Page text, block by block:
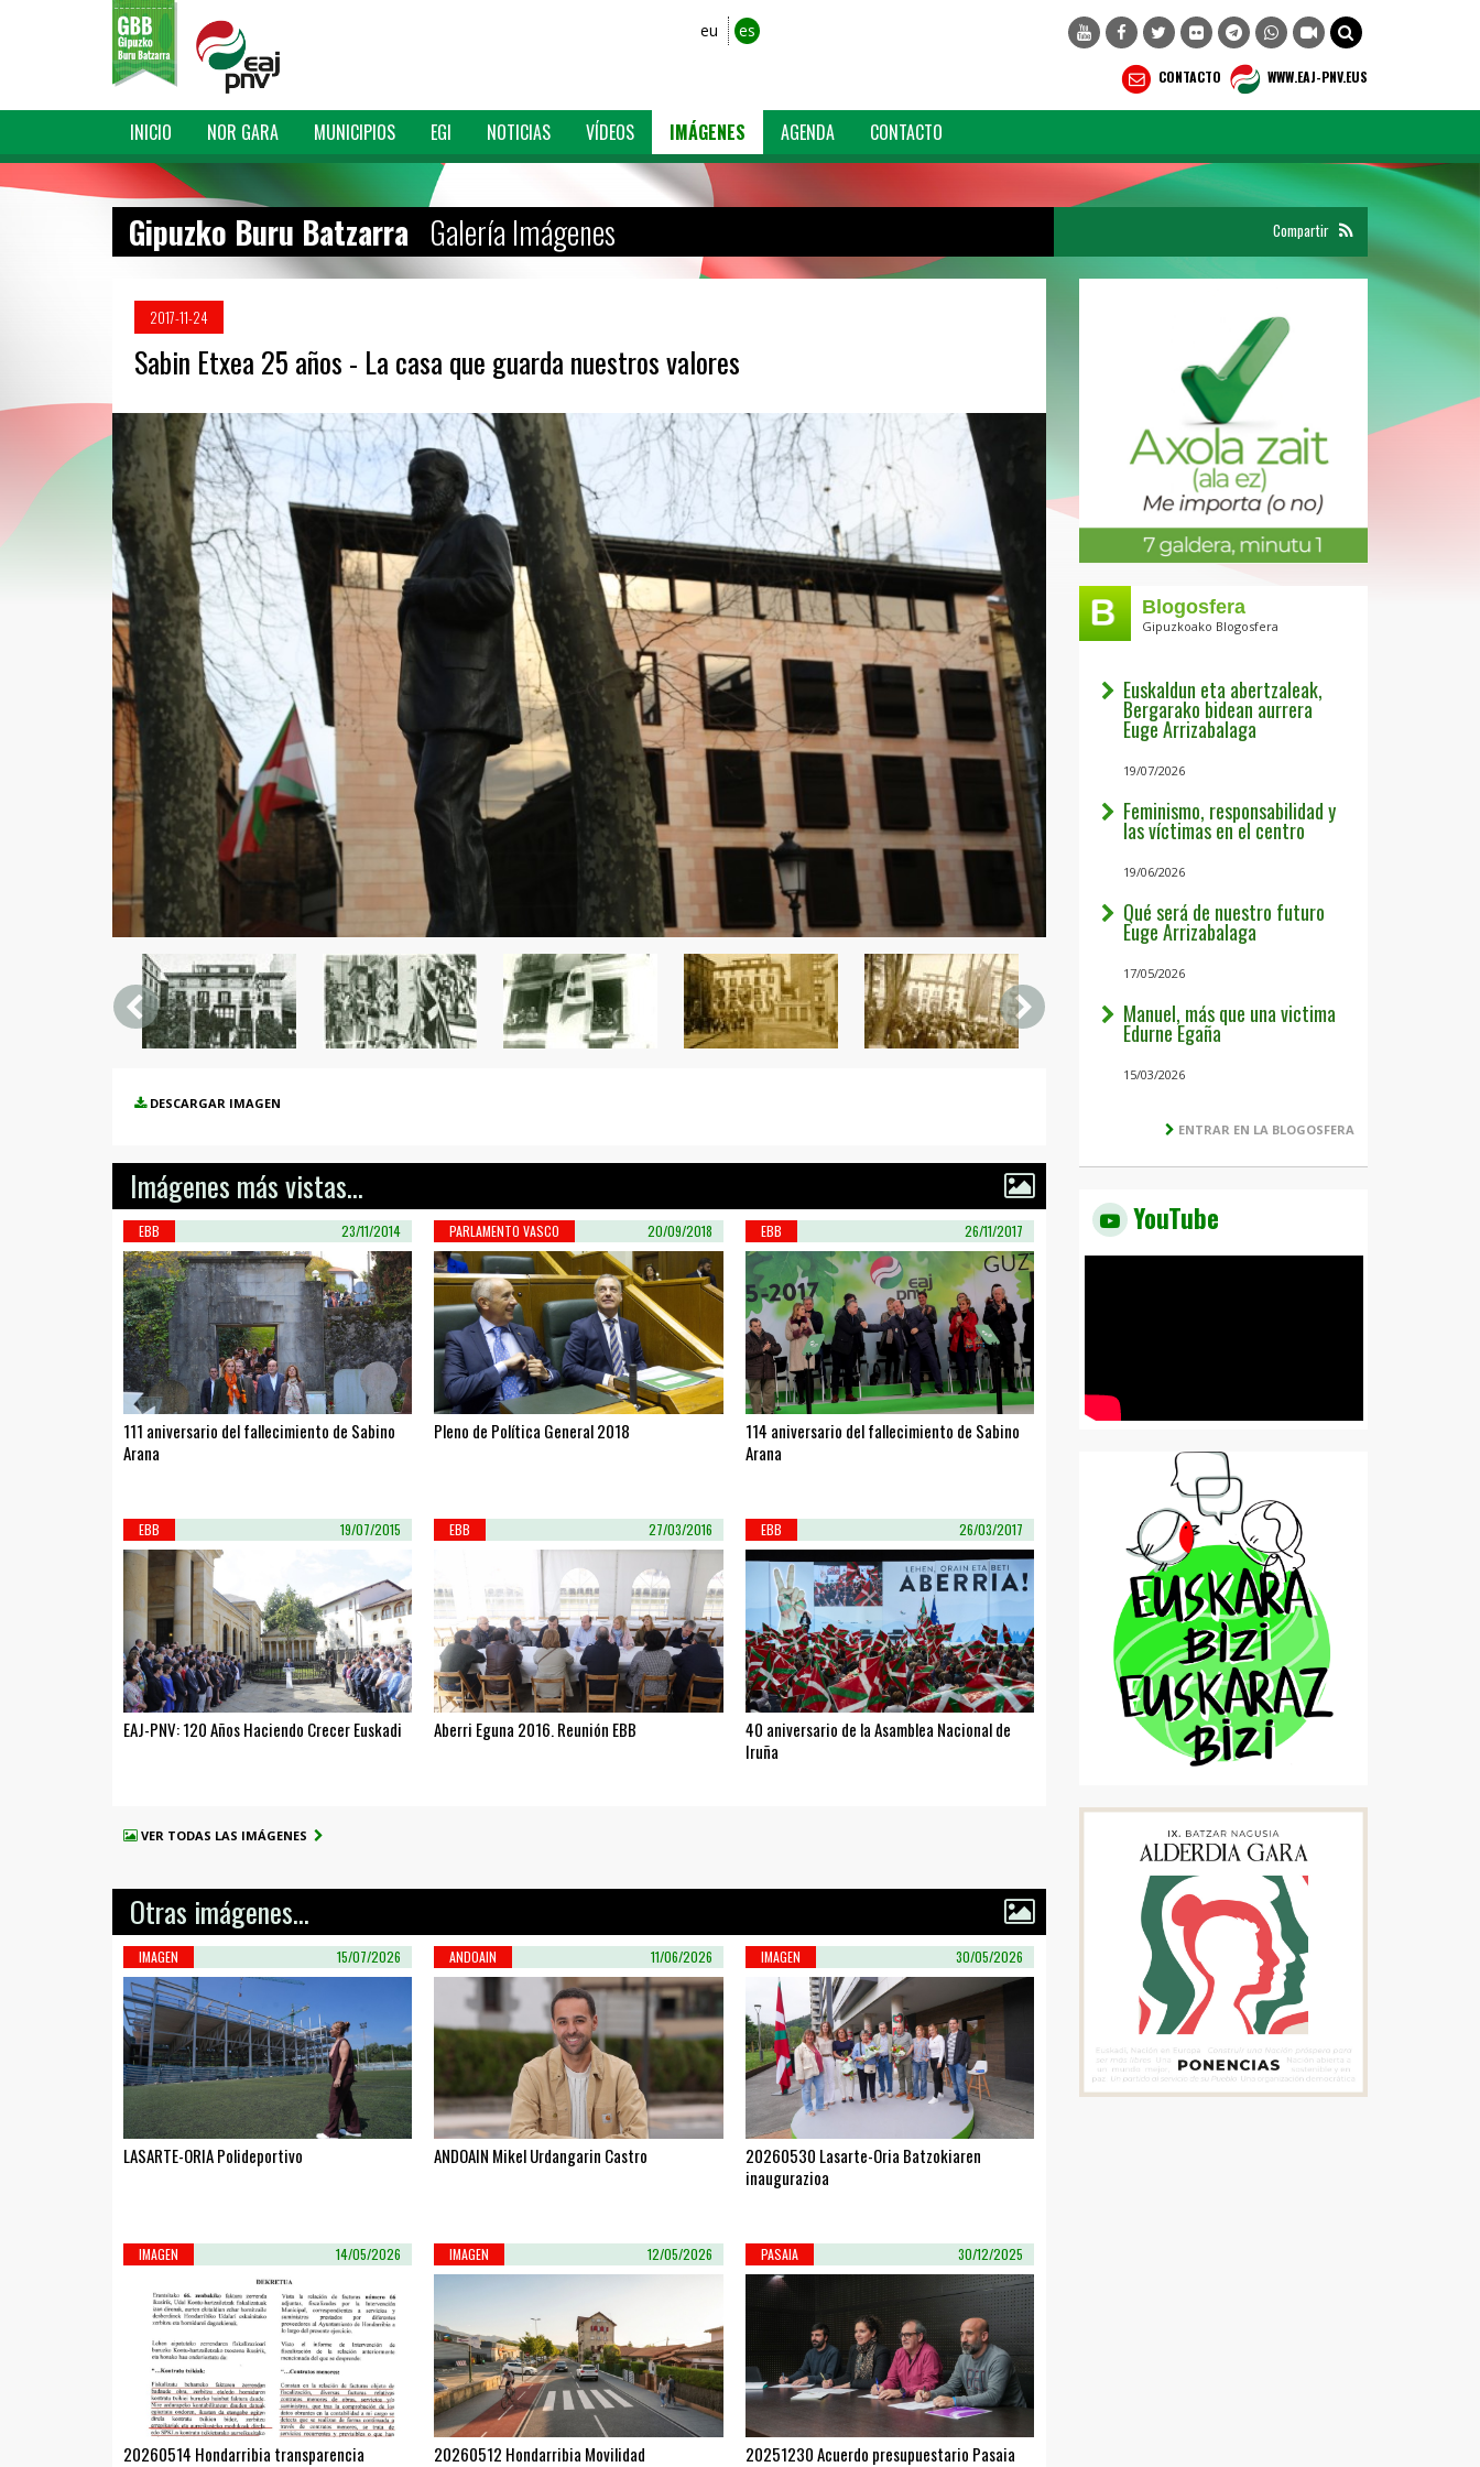
eu es
CONTACTO WWW.EAJ-PNV.EUS
INICIO NOR GARA MUNICIPIOS EGI NOTICIAS VÍDEOS IMÁGENES AGENDA CONTACTO
Gipuzko Buru Batzarra Galería Imágenes Compartir
2017-11-24
Sabin Etxea 25 años - La casa que guarda nuestros valores
DESCARGAR IMAGEN
Imágenes más vistas...
EBB 23/11/2014
111 aniversario del fallecimiento de Sabino
Arana
PARLAMENTO VASCO 20/09/2018
Pleno de Política General 2018
EBB 26/11/2017
114 aniversario del fallecimiento de Sabino
Arana
EBB 19/07/2015
EAJ-PNV: 120 Años Haciendo Crecer Euskadi
EBB 27/03/2016
Aberri Eguna 2016. Reunión EBB
EBB 26/03/2017
40 aniversario de la Asamblea Nacional de
Iruña
VER TODAS LAS IMÁGENES
Otras imágenes...
IMAGEN 15/07/2026
LASARTE-ORIA Polideportivo
ANDOAIN 11/06/2026
ANDOAIN Mikel Urdangarin Castro
IMAGEN 30/05/2026
20260530 Lasarte-Oria Batzokiaren
inaugurazioa
IMAGEN 14/05/2026
20260514 Hondarribia transparencia
IMAGEN 12/05/2026
20260512 Hondarribia Movilidad
PASAIA 30/12/2025
20251230 Acuerdo presupuestario Pasaia
Blogosfera
Gipuzkoako Blogosfera
Euskaldun eta abertzaleak,
Bergarako bidean aurrera
Euge Arrizabalaga
19/07/2026
Feminismo, responsabilidad y
las víctimas en el centro
19/06/2026
Qué será de nuestro futuro
Euge Arrizabalaga
17/05/2026
Manuel, más que una victima
Edurne Egaña
15/03/2026
ENTRAR EN LA BLOGOSFERA
YouTube